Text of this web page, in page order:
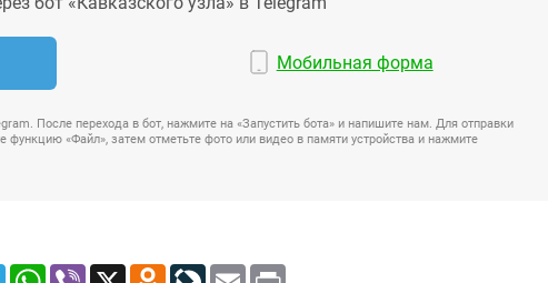
Мобильная форма
После перехода в бот, нажмите на «Запустить бота» и напишите нам. Для отправки
«Файл», затем отметьте фото или видео в памяти устройства и нажмите
TelegramWhatsApp
Viber X Odnoklassniki
LiveJournal
Email